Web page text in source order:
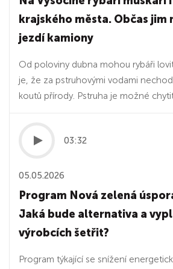
krajského města. Občas jim
jezdí kamiony
Od poloviny dubna mohou rybáři
je, že za pstruhovými vodami
koutů přírody. Pstruha je možné
03:32
05.05.2026
Program Nová zelená
Jaká bude alternativa a
výrobcích šetřit?
Program týkající se snížení